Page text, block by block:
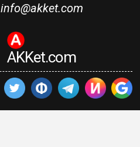
info@akket.com
AKKet.com